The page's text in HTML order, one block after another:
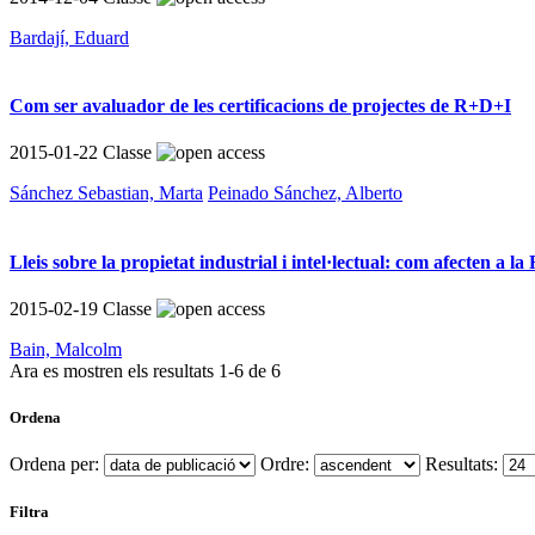
Bardají, Eduard
Com ser avaluador de les certificacions de projectes de R+D+I
2015-01-22 Classe
Sánchez Sebastian, Marta Peinado Sánchez, Alberto
Lleis sobre la propietat industrial i intel·lectual: com afecten a la
2015-02-19 Classe
Bain, Malcolm
Ara es mostren els resultats 1-6 de 6
Ordena
Ordena per: Ordre: Resultats:
Filtra